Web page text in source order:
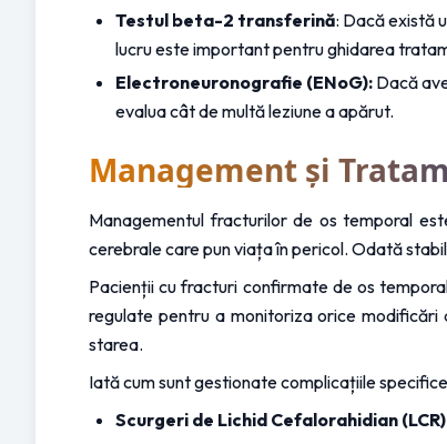
Testul beta-2 transferină: Dacă există
lucru este important pentru ghidarea
Electroneuronografie (ENoG): Dacă
evalua cât de multă leziune a apărut.
Management și
Managementul fracturilor de os temporal
cerebrale care pun viața în pericol. Odată
Pacienții cu fracturi confirmate de os
regulate pentru a monitoriza orice modificări
starea.
Iată cum sunt gestionate complicațiile
Scurgeri de Lichid Cefalorahidian